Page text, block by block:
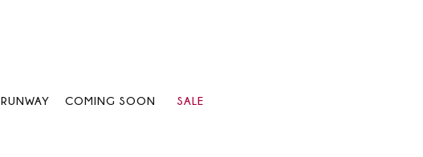
RUNWAY COMING SOON SALE